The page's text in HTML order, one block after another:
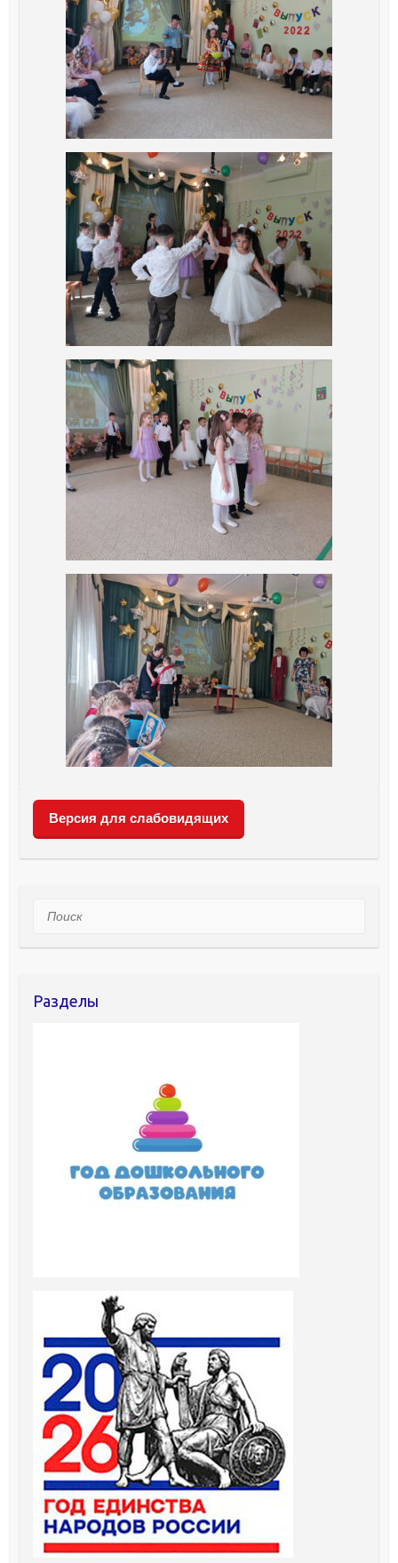
Версия для слабовидящих
Поиск
Разделы